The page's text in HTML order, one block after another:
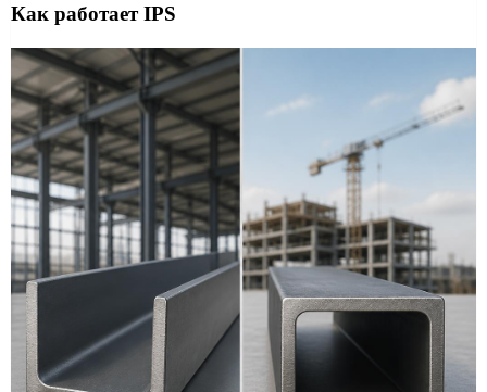
Как работает IPS